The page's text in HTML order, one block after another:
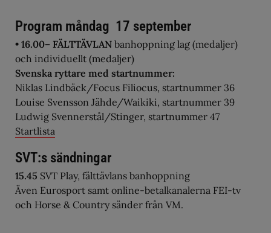
Program måndag 17 september
• 16.00– FÄLTTÄVLAN banhoppning lag (medaljer)
och individuellt (medaljer)
Svenska ryttare med startnummer:
Niklas Lindbäck/Focus Filiocus, startnummer 36
Louise Svensson Jähde/Waikiki, startnummer 39
Ludwig Svennerstål/Stinger, startnummer 47
Startlista
SVT:s sändningar
15.45 SVT Play, fälttävlans banhoppning
Även Eurosport samt online-betalkanalerna FEI-tv
och Horse & Country sänder från VM.